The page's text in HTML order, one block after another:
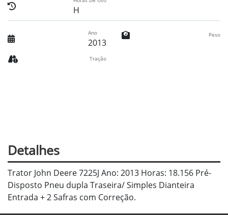
H
Ano
2013
Peso
Tração
Detalhes
Trator John Deere 7225J Ano: 2013 Horas: 18.156 Pré-
Disposto Pneu dupla Traseira/ Simples Dianteira
Entrada + 2 Safras com Correção.